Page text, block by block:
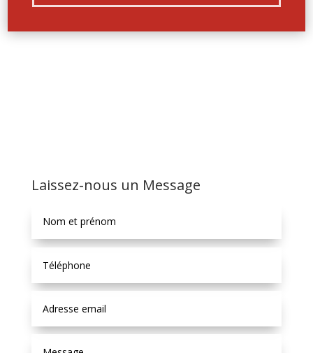
Laissez-nous un Message